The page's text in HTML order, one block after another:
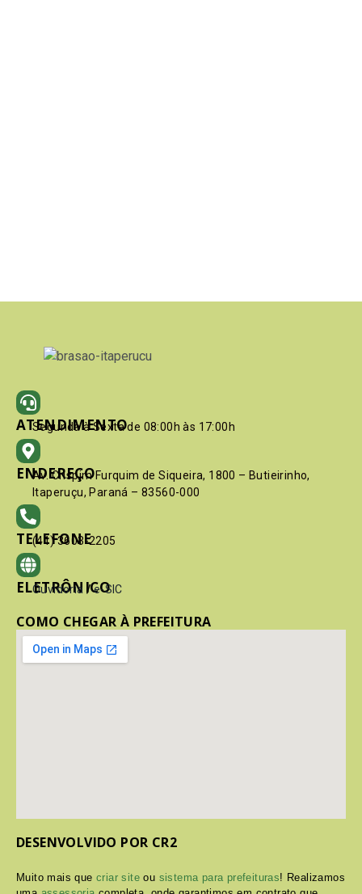
ATENDIMENTO
Segunda à Sexta de 08:00h às 17:00h
ENDEREÇO
Av. Crispim Furquim de Siqueira, 1800 – Butieirinho,
Itaperuçu, Paraná – 83560-000
TELEFONE
(41) 3603-2205
ELETRÔNICO
Ouvidoria / e-SIC
COMO CHEGAR À PREFEITURA
DESENVOLVIDO POR CR2
Muito mais quecriar site ou sistema para prefeituras! Realizamos